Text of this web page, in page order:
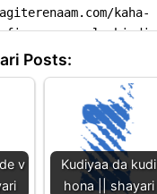
Posts:
v
Kudiyaa da kudi
hona || shayari